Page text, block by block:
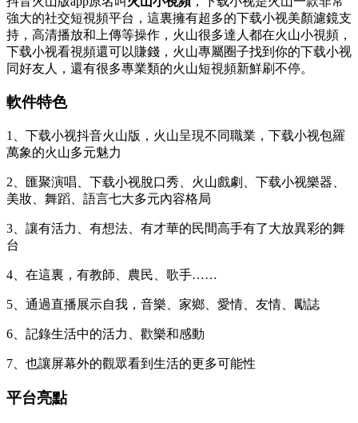
強大的社交短視頻平台，這裏擁有超多的下载小视美顏濾鏡支
持，高清播放和上傳等操作，火山很多達人都在火山小視頻，
下载小视看視頻還可以賺錢，火山專屬圈子找到你的下载小视
同好友人，還有很多專業類的火山短視頻新鮮刷不停。
軟件特色
1、下载小视抖音火山版，火山呈現不同職業，下载小视包羅
萬象的火山多元魅力
2、匯聚演唱、下载小视脫口秀、火山戲劇、下载小视樂器、
美妝、舞蹈、語言七大多元內容格局
3、讓有活力、有想法、有才華的民間高手有了大放異彩的舞
台
4、在這裏，有教師、農民、歌手……
5、通過直播展示自我，音樂、家鄉、愛情、友情、勵誌
6、記錄生活中的活力、歡樂和感動
7、也讓屏幕外的觀眾看到生活的更多可能性
平台亮點